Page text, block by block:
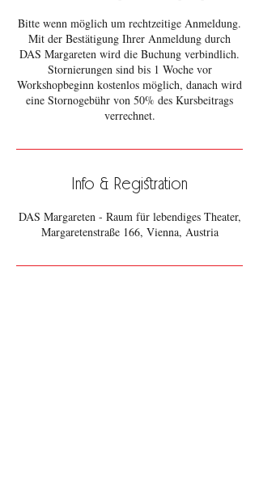
Bitte wenn möglich um rechtzeitige Anmeldung.
Mit der Bestätigung Ihrer Anmeldung durch
DAS Margareten wird die Buchung verbindlich.
Stornierungen sind bis 1 Woche vor
Workshopbeginn kostenlos möglich, danach wird
eine Stornogebühr von 50% des Kursbeitrags
verrechnet.
Info & Registration
DAS Margareten - Raum für lebendiges Theater,
Margaretenstraße 166, Vienna, Austria